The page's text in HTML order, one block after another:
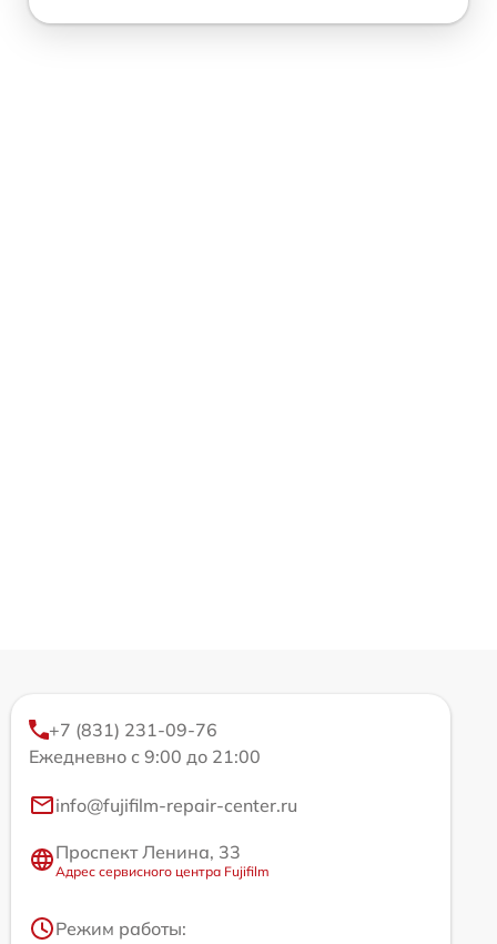
+7 (831) 231-09-76
Ежедневно с 9:00 до 21:00
info@fujifilm-repair-center.ru
Проспект Ленина, 33
Адрес сервисного центра Fujifilm
Режим работы: